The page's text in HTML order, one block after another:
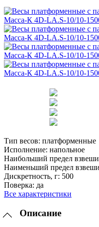
Тип весов: платформенные
Исполнение: напольное
Наибольший предел
Наименьший предел
Дискретность, г: 500
Поверка: да
Все характеристики
Описание